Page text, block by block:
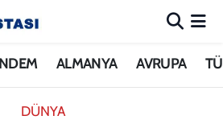
ALMANYA AVRUPA
DÜNYA